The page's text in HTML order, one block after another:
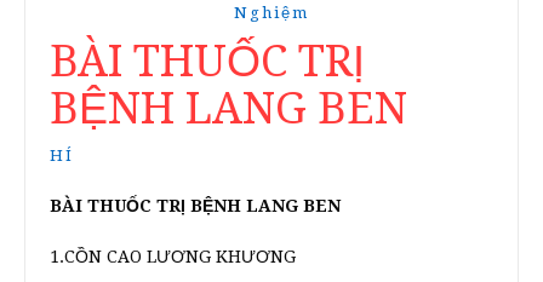
Nghiệm
BÀI THUỐC TRỊ
BỆNH LANG BEN
HÍ
BÀI THUỐC TRỊ BỆNH LANG BEN
1.CỒN CAO LƯƠNG KHƯƠNG